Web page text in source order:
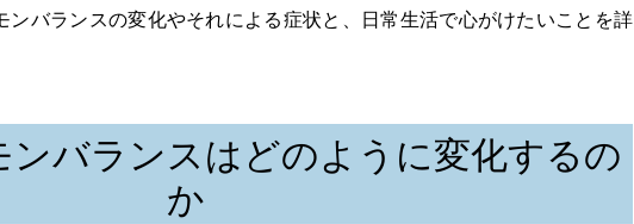
ンバランスの変化やそれによる症状と、日常生活で心がけたいことを詳
ンバランスはどのように変化するの
か